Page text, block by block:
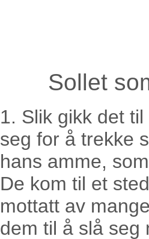
Sollet
1. Slik gikk det
seg for å trekke
hans amme,
De kom til et
mottatt av
dem til å slå